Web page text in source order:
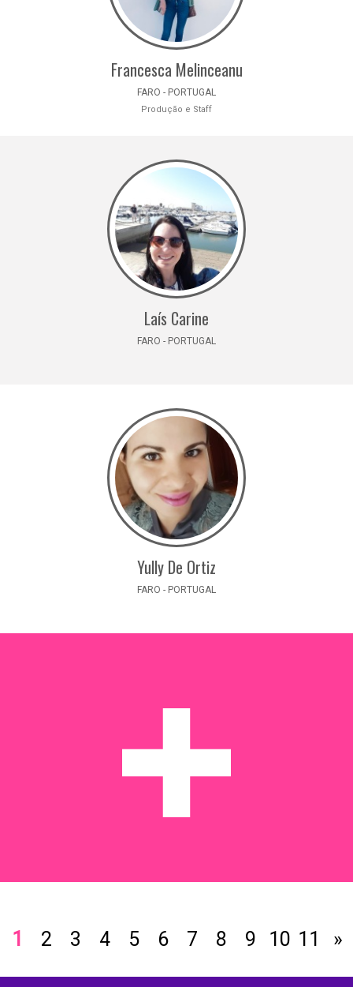
Francesca Melinceanu
FARO - PORTUGAL
Produção e Staff
Laís Carine
FARO - PORTUGAL
Yully De Ortiz
FARO - PORTUGAL
1 2 3 4 5 6 7 8 9 10 11 »